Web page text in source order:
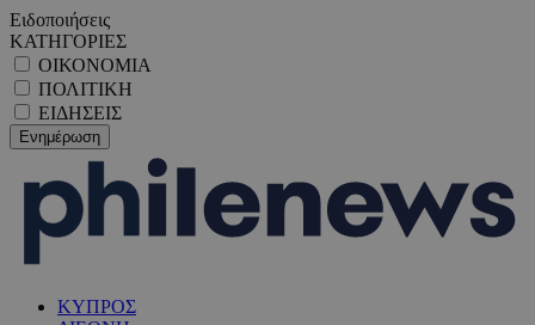
Ειδοποιήσεις
ΚΑΤΗΓΟΡΙΕΣ
ΟΙΚΟΝΟΜΙΑ
ΠΟΛΙΤΙΚΗ
ΕΙΔΗΣΕΙΣ
ΚΥΠΡΟΣ